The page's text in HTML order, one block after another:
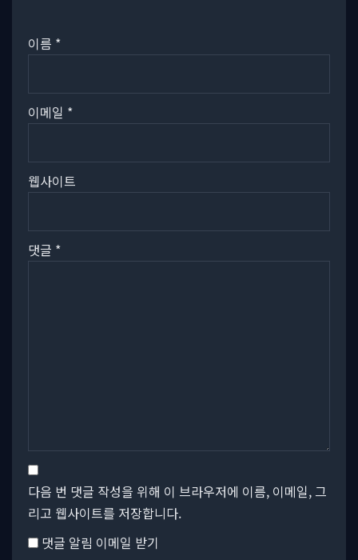
이름 *
이메일 *
웹사이트
댓글 *
다음 번 댓글 작성을 위해 이 브라우저에 이름, 이메일, 그
리고 웹사이트를 저장합니다.
댓글 알림 이메일 받기